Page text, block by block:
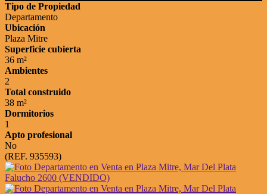
Tipo de Propiedad
Departamento
Ubicación
Plaza Mitre
Superficie cubierta
36 m²
Ambientes
2
Total construido
38 m²
Dormitorios
1
Apto profesional
No
(REF. 935593)